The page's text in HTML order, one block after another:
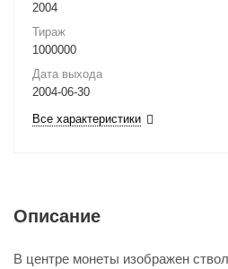
2004
Тираж
1000000
Дата выхода
2004-06-30
Все характеристики
Описание
В центре монеты изображен